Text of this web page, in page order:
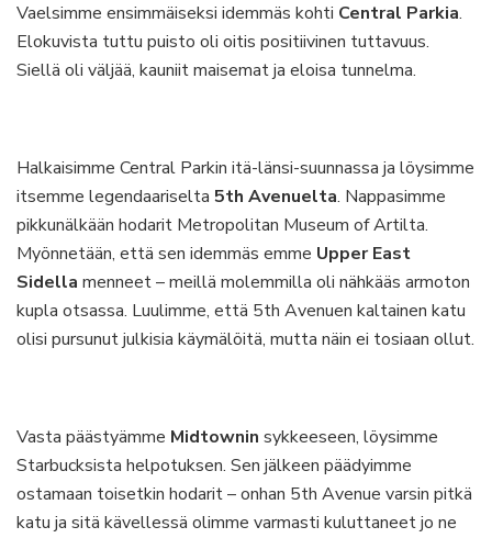
Vaelsimme ensimmäiseksi idemmäs kohti Central Parkia.
Elokuvista tuttu puisto oli oitis positiivinen tuttavuus.
Siellä oli väljää, kauniit maisemat ja eloisa tunnelma.
Halkaisimme Central Parkin itä-länsi-suunnassa ja löysimme
itsemme legendaariselta 5th Avenuelta. Nappasimme
pikkunälkään hodarit Metropolitan Museum of Artilta.
Myönnetään, että sen idemmäs emme Upper East
Sidella menneet – meillä molemmilla oli nähkääs armoton
kupla otsassa. Luulimme, että 5th Avenuen kaltainen katu
olisi pursunut julkisia käymälöitä, mutta näin ei tosiaan ollut.
Vasta päästyämme Midtownin sykkeeseen, löysimme
Starbucksista helpotuksen. Sen jälkeen päädyimme
ostamaan toisetkin hodarit – onhan 5th Avenue varsin pitkä
katu ja sitä kävellessä olimme varmasti kuluttaneet jo ne